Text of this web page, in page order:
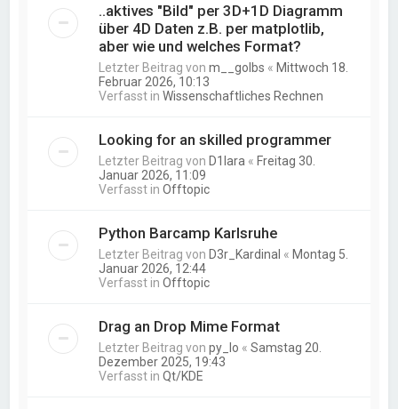
..aktives "Bild" per 3D+1D Diagramm
über 4D Daten z.B. per matplotlib,
aber wie und welches Format?
Letzter Beitrag vonm__golbs « Mittwoch 18.
Februar 2026, 10:13
Verfasst inWissenschaftliches Rechnen
Looking for an skilled programmer
Letzter Beitrag von D1lara « Freitag 30.
Januar 2026, 11:09
Verfasst inOfftopic
Python Barcamp Karlsruhe
Letzter Beitrag von D3r_Kardinal « Montag 5.
Januar 2026, 12:44
Verfasst inOfftopic
Drag an Drop Mime Format
Letzter Beitrag vonpy_lo «Samstag 20.
Dezember 2025, 19:43
Verfasst inQt/KDE